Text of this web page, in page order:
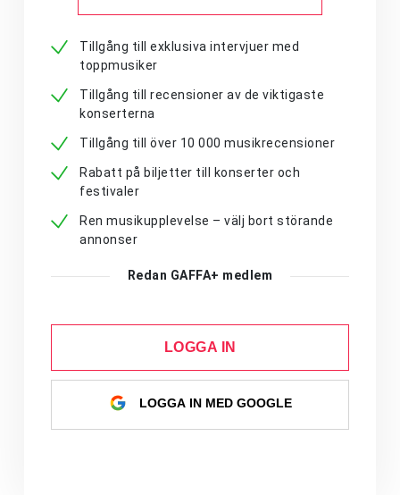
Tillgång till exklusiva intervjuer med
toppmusiker
Tillgång till recensioner av de viktigaste
konserterna
Tillgång till över 10 000 musikrecensioner
Rabatt på biljetter till konserter och
festivaler
Ren musikupplevelse – välj bort störande
annonser
Redan GAFFA+ medlem
LOGGA IN
LOGGA IN MED GOOGLE